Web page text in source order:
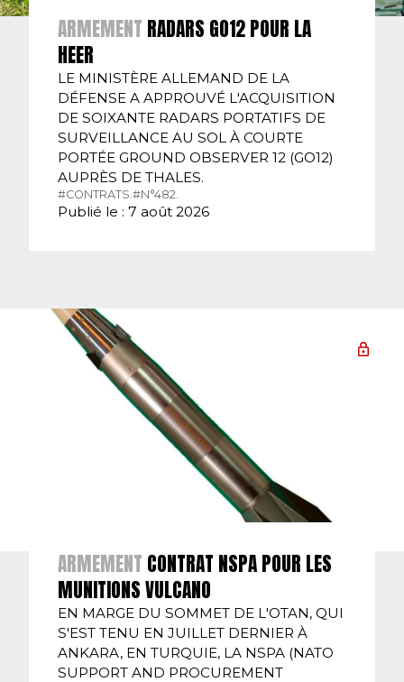
ARMEMENT RADARS GO12 POUR LA
HEER
LE MINISTÈRE ALLEMAND DE LA
DÉFENSE A APPROUVÉ L'ACQUISITION
DE SOIXANTE RADARS PORTATIFS DE
SURVEILLANCE AU SOL À COURTE
PORTÉE GROUND OBSERVER 12 (GO12)
AUPRÈS DE THALES.
#CONTRATS. #N°482.
Publié le : 7 août 2026
ARMEMENT CONTRAT NSPA POUR LES
MUNITIONS VULCANO
EN MARGE DU SOMMET DE L'OTAN, QUI
S'EST TENU EN JUILLET DERNIER À
ANKARA, EN TURQUIE, LA NSPA (NATO
SUPPORT AND PROCUREMENT